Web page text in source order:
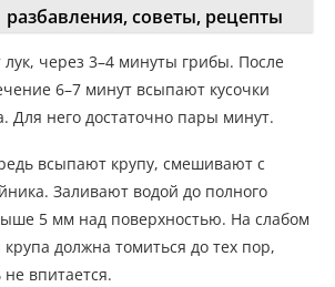
разбавления, советы, рецепты
через 3–4 минуты грибы. После
6–7 минут всыпают кусочки
Для него достаточно пары минут.
всыпают крупу, смешивают с
Заливают водой до полного
5 мм над поверхностью. На слабом
должна томиться до тех пор,
не впитается.